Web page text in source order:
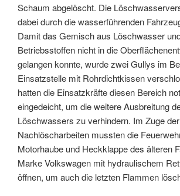
Schaum abgelöscht. Die
dabei durch die wasserführenden
Damit das Gemisch aus Löschwasser
Betriebsstoffen nicht in die
gelangen konnte, wurde zwei Gullys im
Einsatzstelle mit Rohrdichtkissen
hatten die Einsatzkräfte diesen Bereich
eingedeicht, um die weitere Ausbreitung
Löschwassers zu verhindern. Im Zuge der
Nachlöscharbeiten mussten die
Motorhaube und Heckklappe des älteren
Marke Volkswagen mit hydraulischem
öffnen, um auch die letzten Flammen